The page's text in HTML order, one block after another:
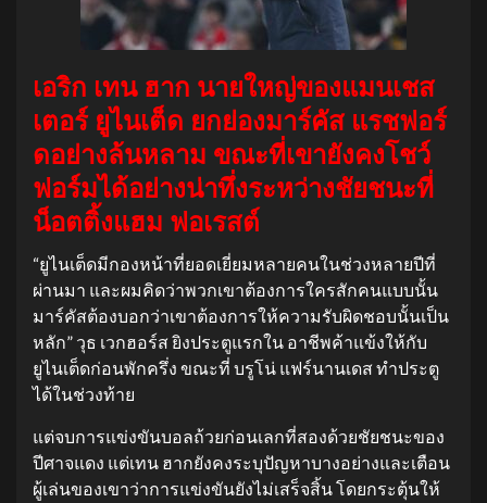
เอริก เทน ฮาก นายใหญ่ของแมนเชส
เตอร์ ยูไนเต็ด ยกย่องมาร์คัส แรชฟอร์
ดอย่างล้นหลาม ขณะที่เขายังคงโชว์
ฟอร์มได้อย่างน่าทึ่งระหว่างชัยชนะที่
น็อตติ้งแฮม ฟอเรสต์
“ยูไนเต็ดมีกองหน้าที่ยอดเยี่ยมหลายคนในช่วงหลายปีที่
ผ่านมา และผมคิดว่าพวกเขาต้องการใครสักคนแบบนั้น
มาร์คัสต้องบอกว่าเขาต้องการให้ความรับผิดชอบนั้นเป็น
หลัก” วุธ เวกฮอร์ส ยิงประตูแรกใน อาชีพค้าแข้งให้กับ
ยูไนเต็ดก่อนพักครึ่ง ขณะที่ บรูโน่ แฟร์นานเดส ทำประตู
ได้ในช่วงท้าย
แต่จบการแข่งขันบอลถ้วยก่อนเลกที่สองด้วยชัยชนะของ
ปีศาจแดง แต่เทน ฮากยังคงระบุปัญหาบางอย่างและเตือน
ผู้เล่นของเขาว่าการแข่งขันยังไม่เสร็จสิ้น โดยกระตุ้นให้